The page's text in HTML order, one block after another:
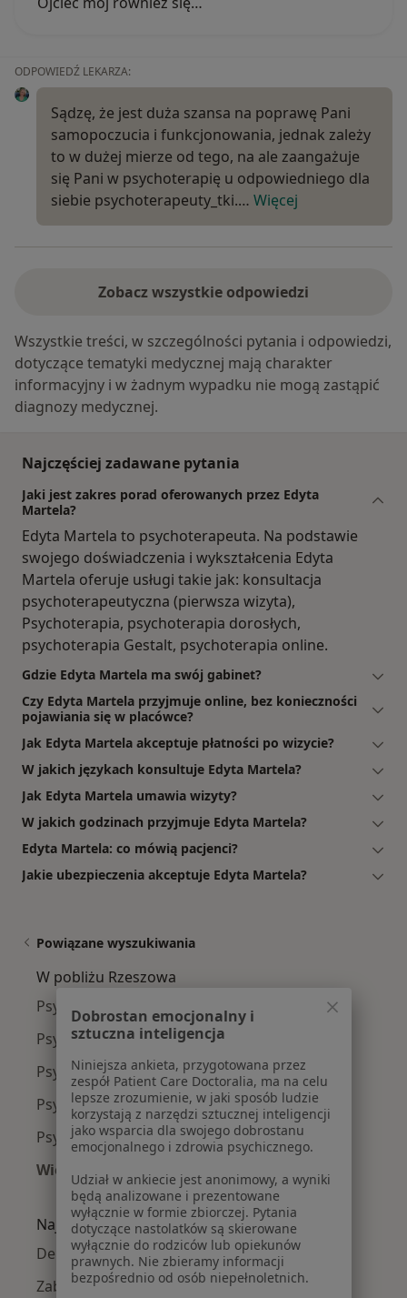
ODPOWIEDŹ LEKARZA:
Sądzę, że jest duża szansa na poprawę Pani
samopoczucia i funkcjonowania, jednak zależy
to w dużej mierze od tego, na ale zaangażuje
się Pani w psychoterapię u odpowiedniego dla
siebie psychoterapeuty_tki.… Więcej
Zobacz wszystkie odpowiedzi
Wszystkie treści, w szczególności pytania i odpowiedzi,
dotyczące tematyki medycznej mają charakter
informacyjny i w żadnym wypadku nie mogą zastąpić
diagnozy medycznej.
Najczęściej zadawane pytania
Jaki jest zakres porad oferowanych przez Edyta
Martela?
Edyta Martela to psychoterapeuta. Na podstawie
swojego doświadczenia i wykształcenia Edyta
Martela oferuje usługi takie jak: konsultacja
psychoterapeutyczna (pierwsza wizyta),
Psychoterapia, psychoterapia dorosłych,
psychoterapia Gestalt, psychoterapia online.
Gdzie Edyta Martela ma swój gabinet?
Czy Edyta Martela przyjmuje online, bez konieczności
pojawiania się w placówce?
Jak Edyta Martela akceptuje płatności po wizycie?
W jakich językach konsultuje Edyta Martela?
Jak Edyta Martela umawia wizyty?
W jakich godzinach przyjmuje Edyta Martela?
Edyta Martela: co mówią pacjenci?
Jakie ubezpieczenia akceptuje Edyta Martela?
Powiązane wyszukiwania
W pobliżu Rzeszowa
Psychoterapeuci w Krosnie
Psychoterapeuci w Dębicy
Psychoterapeuci w Jarosławiu
Psychoterapeuci w Łańcucie
Psychoterapeuci w Mielcu
Więcej (8)
Więcej w kategorii: W pobliżu Rzeszowa
Najczęście leczone choroby
Depresja w Rzeszowie
Zaburzenia lękowe w Rzeszowie
Dobrostan emocjonalny i
sztuczna inteligencja
Niniejsza ankieta, przygotowana przez
zespół Patient Care Doctoralia, ma na celu
lepsze zrozumienie, w jaki sposób ludzie
korzystają z narzędzi sztucznej inteligencji
jako wsparcia dla swojego dobrostanu
emocjonalnego i zdrowia psychicznego.
Udział w ankiecie jest anonimowy, a wyniki
będą analizowane i prezentowane
wyłącznie w formie zbiorczej. Pytania
dotyczące nastolatków są skierowane
wyłącznie do rodziców lub opiekunów
prawnych. Nie zbieramy informacji
bezpośrednio od osób niepełnoletnich.